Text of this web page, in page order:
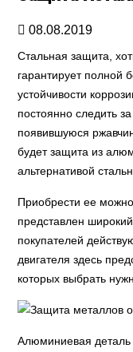
08.08.2019
Стальная защита,
гарантирует полной
устойчивости
постоянно следить
появившуюся
будет защита из
альтернативой
Приобрести ее
представлен
покупателей
двигателя здесь
которых выбрать
Алюминиевая деталь